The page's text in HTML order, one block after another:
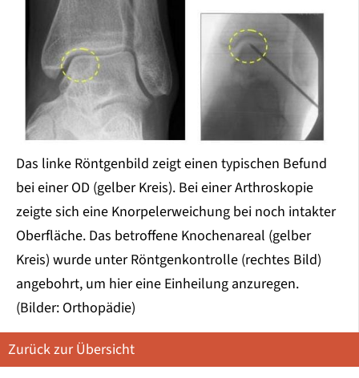
Das linke Röntgenbild zeigt einen typischen Befund
bei einer OD (gelber Kreis). Bei einer Arthroskopie
zeigte sich eine Knorpelerweichung bei noch intakter
Oberfläche. Das betroffene Knochenareal (gelber
Kreis) wurde unter Röntgenkontrolle (rechtes Bild)
angebohrt, um hier eine Einheilung anzuregen.
(Bilder: Orthopädie)
Zurück zur Übersicht